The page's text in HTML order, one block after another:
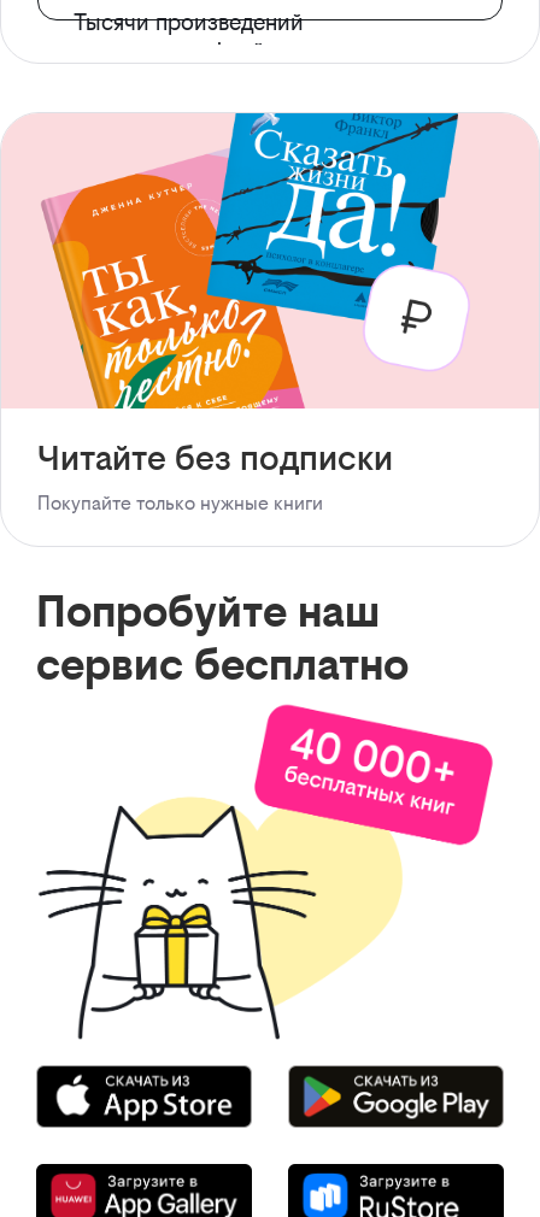
Тысячи произведений
с доступом офлайн
Читайте без подписки
Покупайте только нужные книги
Попробуйте наш
сервис бесплатно